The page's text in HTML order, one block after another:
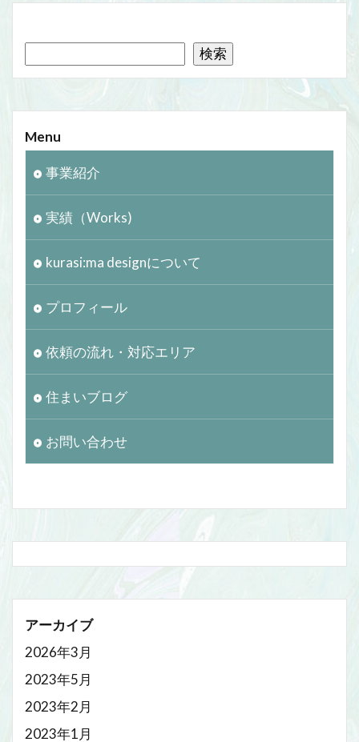
検索
Menu
事業紹介
実績（Works)
kurasi:ma designについて
プロフィール
依頼の流れ・対応エリア
住まいブログ
お問い合わせ
アーカイブ
2026年3月
2023年5月
2023年2月
2023年1月